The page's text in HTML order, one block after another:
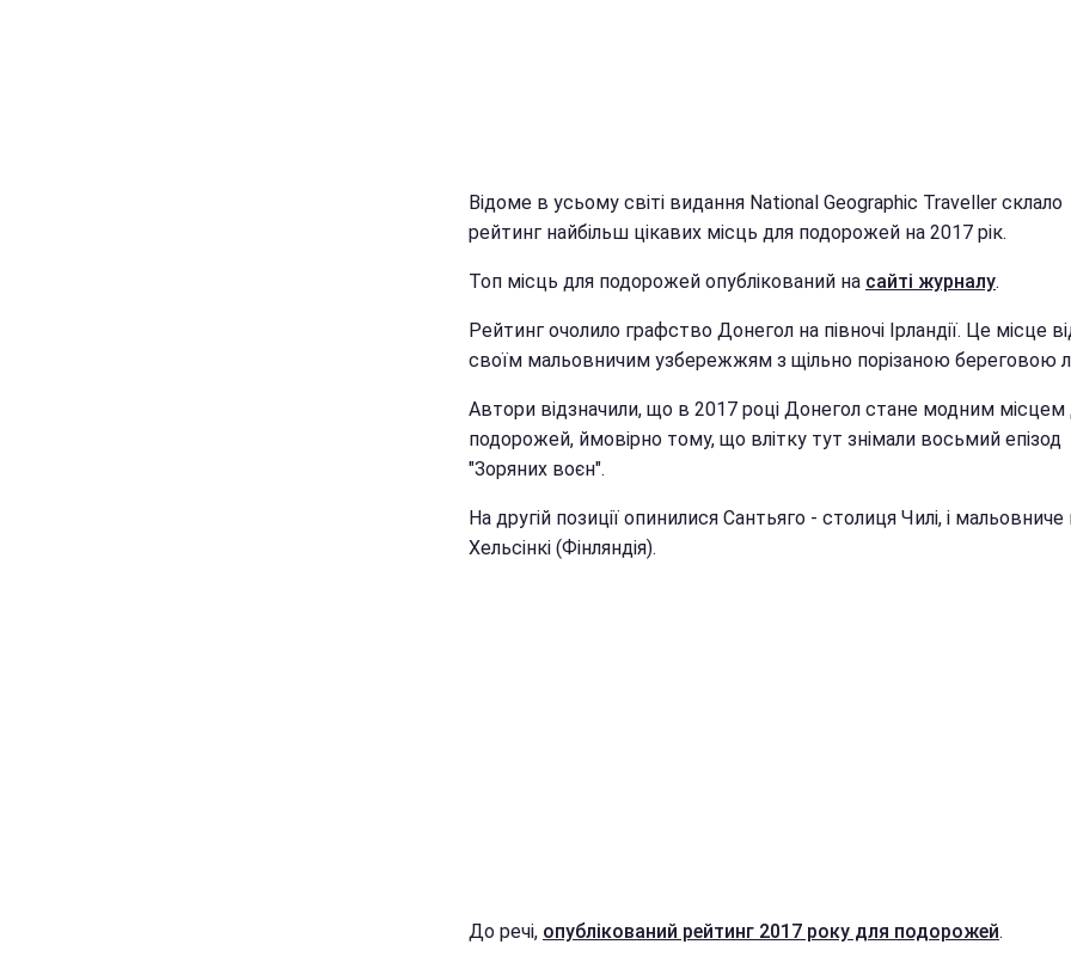
Відоме в усьому світі видання National Geographic Traveller склало
рейтинг найбільш цікавих місць для подорожей на 2017 рік.
Топ місць для подорожей опублікований на сайті журналу.
Рейтинг очолило графство Донегол на півночі Ірландії. Це місце
своїм мальовничим узбережжям з щільно порізаною береговою
Автори відзначили, що в 2017 році Донегол стане модним місцем
подорожей, ймовірно тому, що влітку тут знімали восьмий епізод
"Зоряних воєн".
На другій позиції опинилися Сантьяго - столиця Чилі, і мальовниче
Хельсінкі (Фінляндія).
До речі, опублікований рейтинг 2017 року для подорожей.